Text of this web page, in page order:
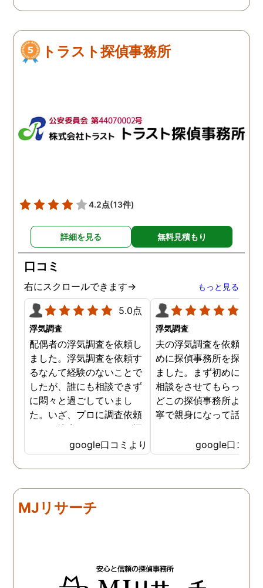
笑
トラスト探偵事務所
4.2点(13件)
詳細を見る 無料見積もり
口コミ
右にスクロールできます→ もっと見る
5.0点
浮気調査
配偶者の浮気調査を依頼し
ました。浮気調査を依頼す
るなんて経験のないことで
したが、誰にも相談できず
に悶々と過ごしていまし
た。いざ、プロに調査依頼
すると決意しても、どの探
偵事務所を選べばいいのか
分かりませんでした。調査
エリア内の探偵事務所の中
れたトラストを選びまし
た。結果、正解でした。無
google口コミより
浮気調査
夫の浮気調査を依頼する
めに探偵事務所を探して
ました。まず初めに電話
相談をさせてもらった際
どこの探偵事務所よりも
寧で親身になって話を聞
た。料金設定は他の探偵
務所と比べて分かりやす
く、複雑ではないため検
追跡中に見失うこともな
となっており、今後の裁
にも役立つはずです。調
google口コミ
MJリサーチ